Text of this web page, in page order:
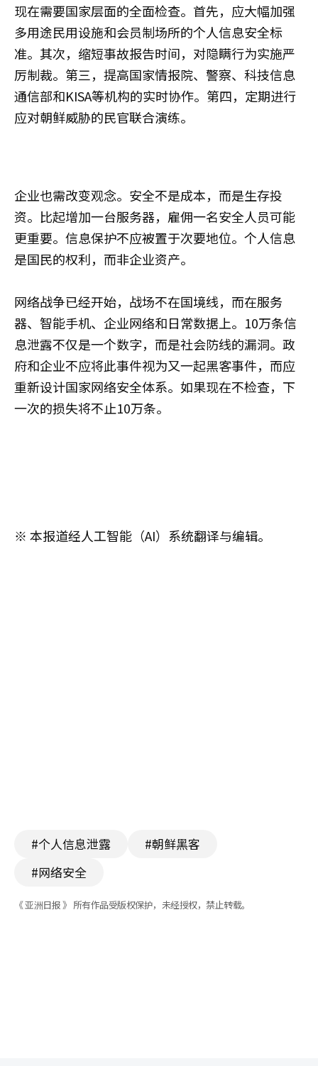
现在需要国家层面的全面检查。首先，应大幅加强
多用途民用设施和会员制场所的个人信息安全标
准。其次，缩短事故报告时间，对隐瞒行为实施严
厉制裁。第三，提高国家情报院、警察、科技信息
通信部和KISA等机构的实时协作。第四，定期进行
应对朝鲜威胁的民官联合演练。
企业也需改变观念。安全不是成本，而是生存投
资。比起增加一台服务器，雇佣一名安全人员可能
更重要。信息保护不应被置于次要地位。个人信息
是国民的权利，而非企业资产。
网络战争已经开始，战场不在国境线，而在服务
器、智能手机、企业网络和日常数据上。10万条信
息泄露不仅是一个数字，而是社会防线的漏洞。政
府和企业不应将此事件视为又一起黑客事件，而应
重新设计国家网络安全体系。如果现在不检查，下
一次的损失将不止10万条。
※ 本报道经人工智能（AI）系统翻译与编辑。
#个人信息泄露
#朝鲜黑客
#网络安全
《 亚洲日报 》 所有作品受版权保护，未经授权，禁止转载。